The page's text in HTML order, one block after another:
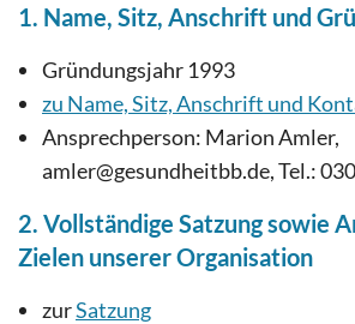
1. Name, Sitz, Anschrift und
Gründungsjahr 1993
zu Name, Sitz, Anschrift und
Ansprechperson: Marion Amler,
amler@gesundheitbb.de, Tel.:
2. Vollständige Satzung sowie
Zielen unserer Organisation
zurSatzung